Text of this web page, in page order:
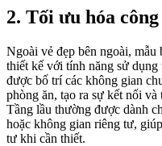
2. Tối ưu hóa
Ngoài vẻ đẹp bên ngoài,
thiết kế với tính năng sử
được bố trí các không gian
phòng ăn, tạo ra sự kết nối
Tầng lầu thường được dành
hoặc không gian riêng tư,
tư khi cần thiết.